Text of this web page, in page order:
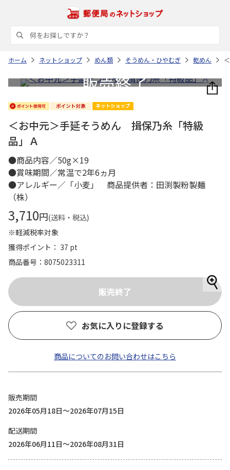
ホーム ネットショップ めん類 そうめん・ひやむぎ 乾めん
＜お中元＞手延そうめん 揖保乃糸「特級
品」Ａ
●商品内容／50g×19
●賞味期間／常温で2年6ヵ月
●アレルギー／「小麦」 商品提供者：田渕製粉製麺
（株）
3,710円(送料・税込)
※軽減税率対象
獲得ポイント： 37 pt
商品番号
8075023311
お気に入りに登録する
商品についてのお問い合わせはこちら
販売期間
2026年05月18日～2026年07月15日
配送期間
2026年06月11日～2026年08月31日